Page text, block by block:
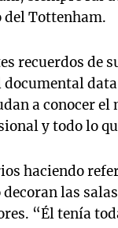
del Tottenham.
recuerdos de
data
a conocer el
y todo lo
haciendo
decoran las
“Él tenía